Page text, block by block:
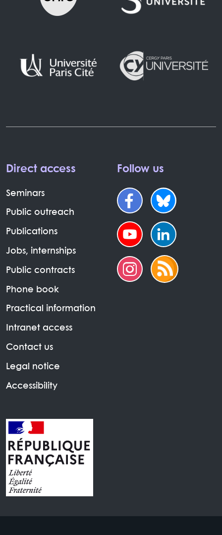
Direct access
Seminars
Public outreach
Publications
Jobs, internships
Public contracts
Phone book
Practical information
Intranet access
Contact us
Legal notice
Accessibility
Follow us